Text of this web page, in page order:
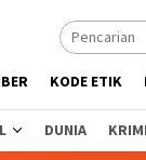
KODE ETIK
DUNIA